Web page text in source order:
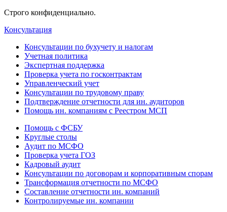
Строго конфиденциально.
Консультация
Консультации по бухучету и налогам
Учетная политика
Экспертная поддержка
Проверка учета по госконтрактам
Управленческий учет
Консультации по трудовому праву
Подтверждение отчетности для ин. аудиторов
Помощь ин. компаниям с Реестром МСП
Помощь с ФСБУ
Круглые столы
Аудит по МСФО
Проверка учета ГОЗ
Кадровый аудит
Консультации по договорам и корпоративным спорам
Трансформация отчетности по МСФО
Составление отчетности ин. компаний
Контролируемые ин. компании